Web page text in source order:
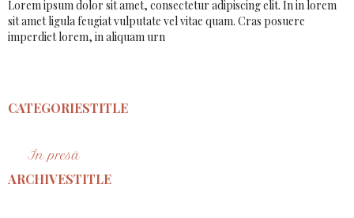
Lorem ipsum dolor sit amet, consectetur adipiscing elit. In in lorem
sit amet ligula feugiat vulputate vel vitae quam. Cras posuere
imperdiet lorem, in aliquam urn
CATEGORIESTITLE
În presă
ARCHIVESTITLE